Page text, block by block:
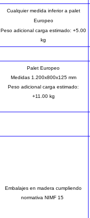
Cualquier medida inferior a palet
Europeo
Peso adicional carga estimado: +5.00
kg
Palet Europeo
Medidas 1.200x800x125 mm
Peso adicional carga estimado:
+11.00 kg
Embalajes en madera cumpliendo
normativa NIMF 15